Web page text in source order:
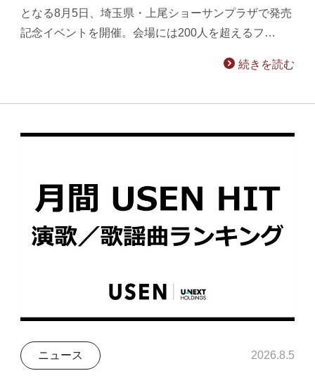
となる8月5日、埼玉県・上尾ショーサンプラザで発売
記念イベントを開催。会場には200人を超えるフ…
続きを読む
ニュース 2026.8.5